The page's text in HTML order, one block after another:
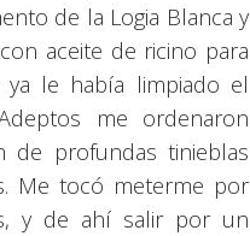
de la Logia Blanca y
aceite de ricino para
le había limpiado el
me ordenaron
de profundas tinieblas
Me tocó meterme por
y de ahí salir por un